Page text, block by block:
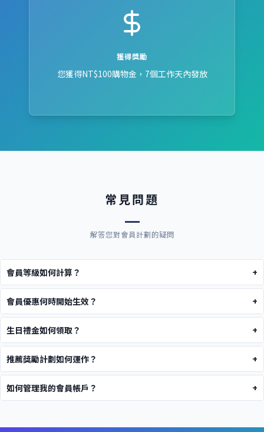
獲得獎勵
您獲得NT$100購物金，7個工作天內發放
常見問題
解答您對會員計劃的疑問
會員等級如何計算？
+
會員等級是根據您最近6個月的消費總金額自動計算。系統會每日更
新您的消費記錄，當達到升級條件時會立即生效。等級以滾動6個月
計算，確保活躍消費的會員能持續享受優惠。
會員優惠何時開始生效？
+
註冊成為會員後，5%折扣立即生效。現金回饋會在每筆訂單完成後
自動計算並加入您的帳戶餘額。升級到更高等級後，新的回饋率也會
立即適用於後續購買。
生日禮金如何領取？
+
生日禮金會在您的生日月份第一天自動發放到您的帳戶。禮金有效期
為發放後3個月，可與其他優惠疊加使用。請確保您的帳戶資料中生
日資訊正確。
推薦獎勵計劃如何運作？
+
當您推薦的好友透過您的專屬連結註冊並完成首次購買（金額滿
NT$500）後，您將獲得NT$100購物金獎勵。獎勵將在好友完成首購
如何管理我的會員帳戶？
+